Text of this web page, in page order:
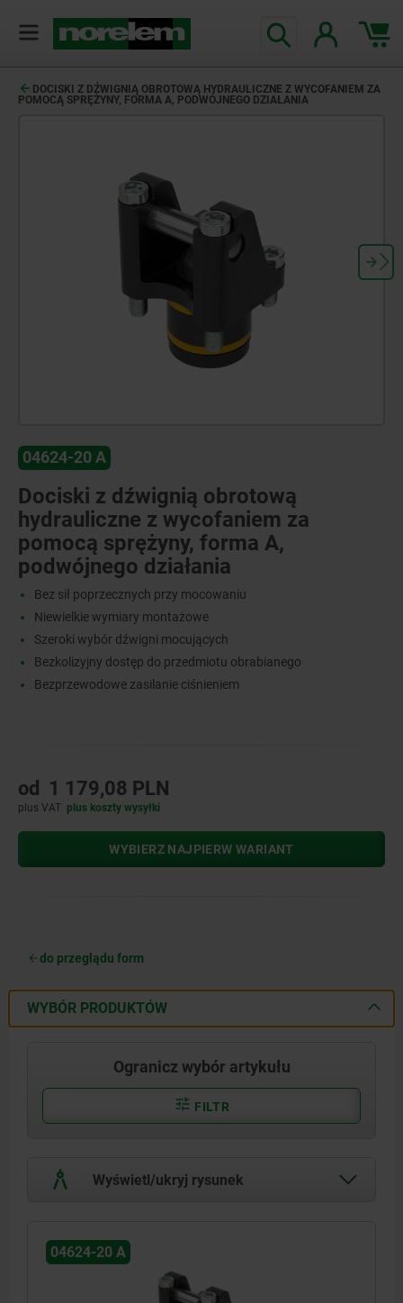
DOCISKI Z DŹWIGNIĄ OBROTOWĄ HYDRAULICZNE Z WYCOFANIEM ZA
POMOCĄ SPRĘŻYNY, FORMA A, PODWÓJNEGO DZIAŁANIA
04624-20 A
Dociski z dźwignią obrotową
hydrauliczne z wycofaniem za
pomocą sprężyny, forma A,
podwójnego działania
Bez sił poprzecznych przy mocowaniu
Niewielkie wymiary montażowe
Szeroki wybór dźwigni mocujących
Bezkolizyjny dostęp do przedmiotu obrabianego
Bezprzewodowe zasilanie ciśnieniem
od 1 179,08 PLN
plus VAT plus koszty wysyłki
WYBIERZ NAJPIERW WARIANT
do przeglądu form
WYBÓR PRODUKTÓW
Ogranicz wybór artykułu
FILTR
Wyświetl/ukryj rysunek
04624-20 A